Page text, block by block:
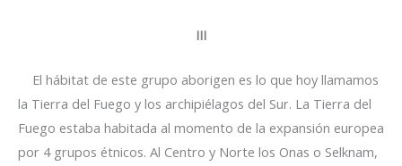
III
El hábitat de este grupo aborigen es lo que hoy llamamos
la Tierra del Fuego y los archipiélagos del Sur. La Tierra del
Fuego estaba habitada al momento de la expansión europea
por 4 grupos étnicos. Al Centro y Norte los Onas o Selknam,